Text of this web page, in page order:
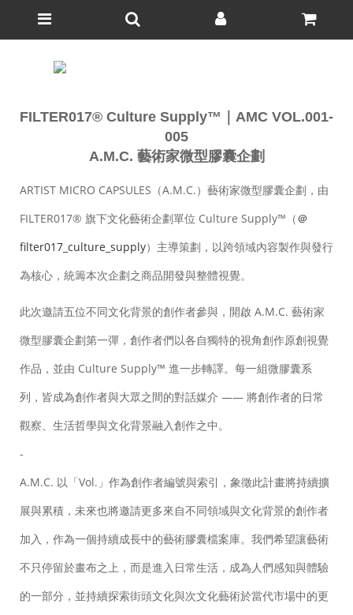
FILTER017® Culture Supply™｜AMC VOL.001-
005
A.M.C. 藝術家微型膠囊企劃
ARTIST MICRO CAPSULES（A.M.C.）藝術家微型膠囊企劃，由
FILTER017® 旗下文化藝術企劃單位 Culture Supply™（ ＠
filter017_culture_supply）主導策劃，以跨領域內容製作與發行
為核心，統籌本次企劃之商品開發與整體視覺。
此次邀請五位不同文化背景的創作者參與，開啟 A.M.C. 藝術家
微型膠囊企劃第一彈，創作者們以各自獨特的視角創作原創視覺
作品，並由 Culture Supply™ 進一步轉譯。每一組微膠囊系
列，皆成為創作者與大眾之間的對話媒介 —— 將創作者的日常
觀察、生活哲學與文化背景融入創作之中。
-
A.M.C. 以「Vol.」作為創作者編號與索引，象徵此計畫將持續擴
展與累積，未來也將邀請更多來自不同領域與文化背景的創作者
加入，作為一個持續成長中的藝術膠囊檔案庫。我們希望讓藝術
不只停留於畫布之上，而是進入日常生活，成為人們感知與體驗
的一部分，並持續探索街頭文化與次文化藝術於當代市場中的更